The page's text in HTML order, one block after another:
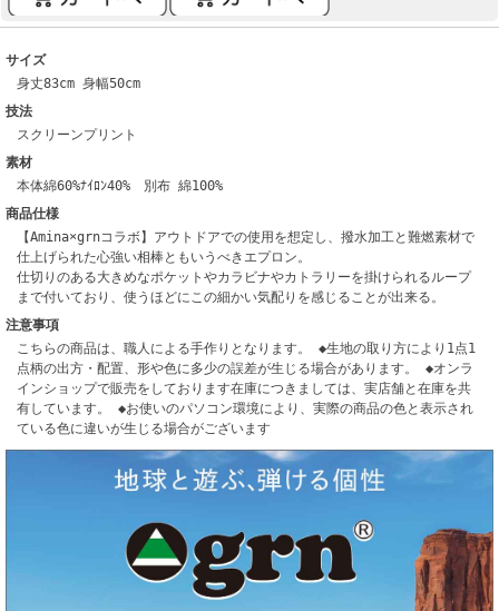
サイズ
身丈83cm 身幅50cm
技法
スクリーンプリント
素材
本体綿60%ﾅｲﾛﾝ40% 別布 綿100%
商品仕様
【Amina×grnコラボ】アウトドアでの使用を想定し、撥水加工と難燃素材で
仕上げられた心強い相棒ともいうべきエプロン。
仕切りのある大きめなポケットやカラビナやカトラリーを掛けられるループ
まで付いており、使うほどにこの細かい気配りを感じることが出来る。
注意事項
こちらの商品は、職人による手作りとなります。 ◆生地の取り方により1点1
点柄の出方・配置、形や色に多少の誤差が生じる場合があります。 ◆オンラ
インショップで販売をしております在庫につきましては、実店舗と在庫を共
有しています。 ◆お使いのパソコン環境により、実際の商品の色と表示され
ている色に違いが生じる場合がございます